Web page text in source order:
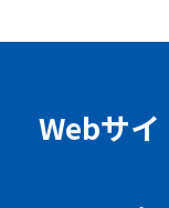
Webサイ